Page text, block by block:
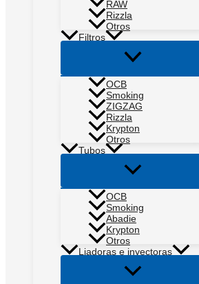
RAW
Rizzla
Otros
Filtros
Alternar
OCB
Smoking
ZIGZAG
Rizzla
Krypton
Otros
Tubos
Alternar
OCB
Smoking
Abadie
Krypton
Otros
Liadoras e inyectoras
Alternar